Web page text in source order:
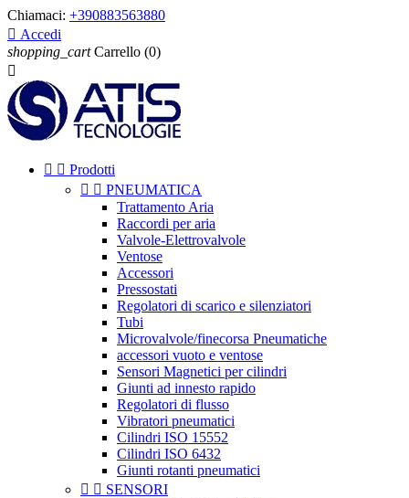
Chiamaci: +390883563880
 Accedi
shopping_cart Carrello (0)

  Prodotti
  PNEUMATICA
Trattamento Aria
Raccordi per aria
Valvole-Elettrovalvole
Ventose
Accessori
Pressostati
Regolatori di scarico e silenziatori
Tubi
Microvalvole/finecorsa Pneumatiche
accessori vuoto e ventose
Sensori Magnetici per cilindri
Giunti ad innesto rapido
Regolatori di flusso
Vibratori pneumatici
Cilindri ISO 15552
Cilindri ISO 6432
Giunti rotanti pneumatici
  SENSORI